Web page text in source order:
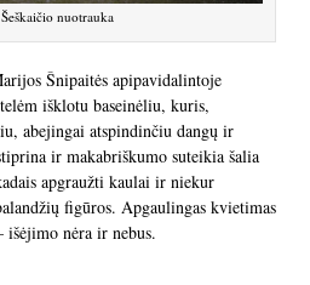
nuotrauka
Šnipaitės apipavidalintoje
išklotu baseinėliu, kuris,
abejingai atspindinčiu dangų ir
ir makabriškumo suteikia šalia
apgraužti kaulai ir niekur
figūros. Apgaulingas kvietimas
išėjimo nėra ir nebus.